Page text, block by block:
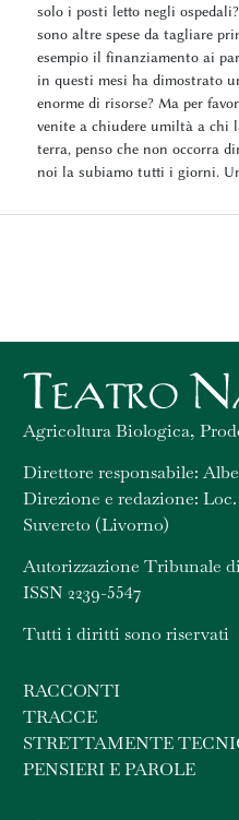
solo i posti letto negli
sono altre spese da tagliare
esempio il finanziamento ai
in questi mesi ha dimostrato
enorme di risorse? Ma per
venite a chiudere umiltà a chi
terra, penso che non occorra
noi la subiamo tutti i giorni.
Agricoltura Biologica,
Direttore responsabile:
Direzione e redazione: Loc.
Suvereto (Livorno)
Autorizzazione Tribunale
ISSN 2239-5547
Tutti i diritti sono riservati
RACCONTI
TRACCE
STRETTAMENTE
PENSIERI E PAROLE